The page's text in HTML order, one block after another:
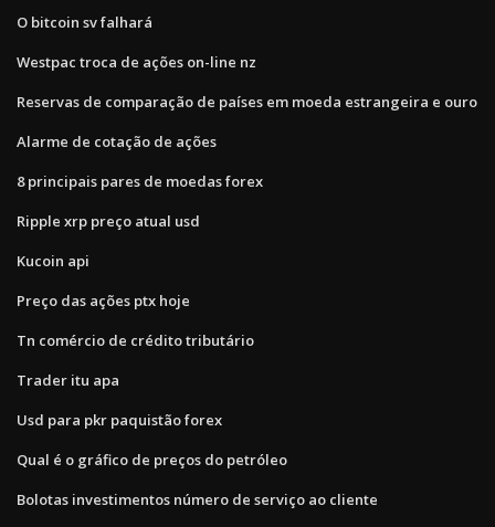
O bitcoin sv falhará
Westpac troca de ações on-line nz
Reservas de comparação de países em moeda estrangeira e ouro
Alarme de cotação de ações
8 principais pares de moedas forex
Ripple xrp preço atual usd
Kucoin api
Preço das ações ptx hoje
Tn comércio de crédito tributário
Trader itu apa
Usd para pkr paquistão forex
Qual é o gráfico de preços do petróleo
Bolotas investimentos número de serviço ao cliente